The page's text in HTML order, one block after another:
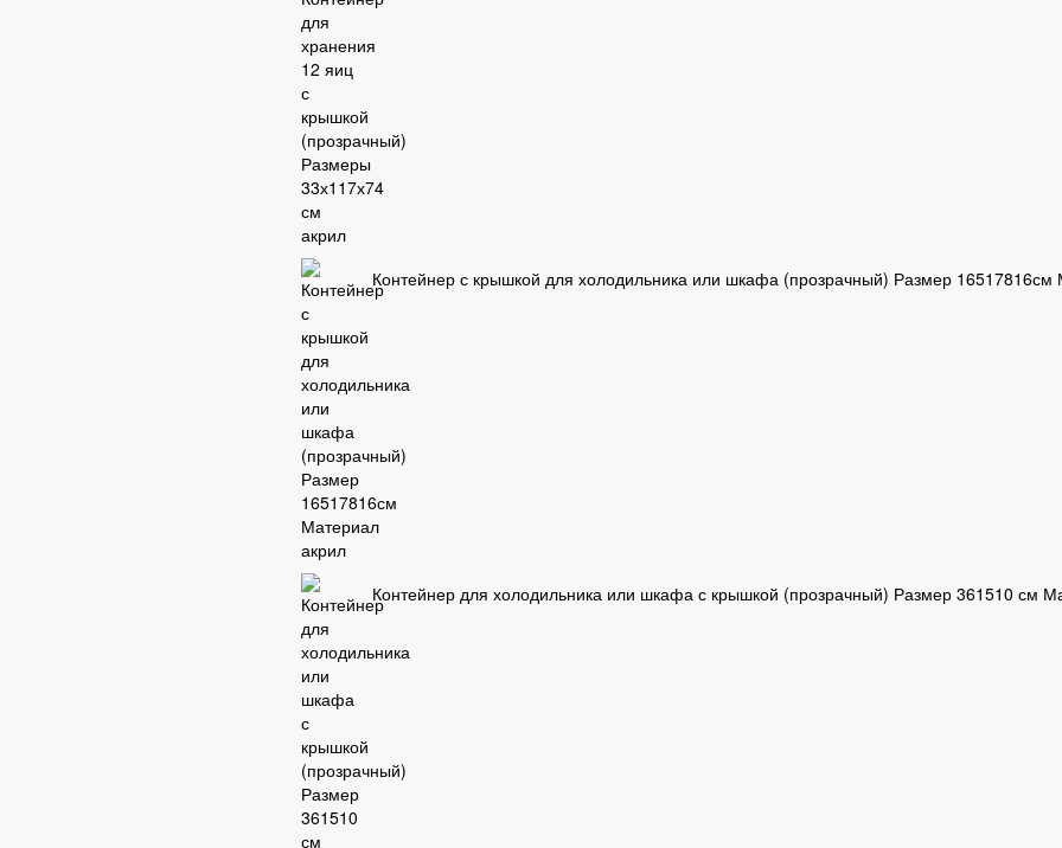
Контейнер с крышкой для холодильника или шкафа (прозрачный) Размер 16517816см
Контейнер для холодильника или шкафа с крышкой (прозрачный) Размер 361510 см